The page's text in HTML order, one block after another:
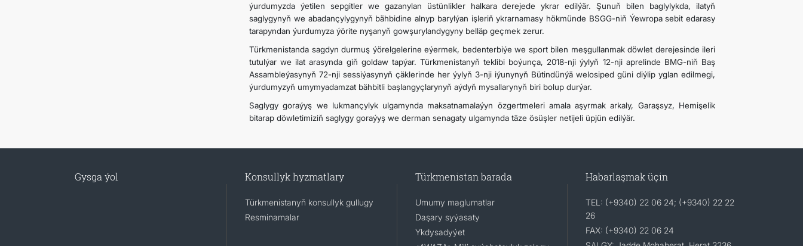
ýurdumyzda ýetilen sepgitler we gazanylan üstünlikler halkara derejede ykrar edilýär. Şunuň bilen baglylykda, ilatyň
saglygynyň we abadançylygynyň bähbidine alnyp barylýan işleriň ykrarnamasy hökmünde BSGG-niň Ýewropa sebit edarasy
tarapyndan ýurdumyza ýörite nyşanyň gowşurylandygyny belläp geçmek zerur.
Türkmenistanda sagdyn durmuş ýörelgelerine eýermek, bedenterbiýe we sport bilen meşgullanmak döwlet derejesinde ileri
tutulýar we ilat arasynda giň goldaw tapýar. Türkmenistanyň teklibi boýunça, 2018-nji ýylyň 12-nji aprelinde BMG-niň Baş
Assambleýasynyň 72-nji sessiýasynyň çäklerinde her ýylyň 3-nji iýunynyň Bütindünýä welosiped güni diýlip yglan edilmegi,
ýurdumyzyň umymyadamzat bähbitli başlangyçlarynyň aýdyň mysallarynyň biri bolup durýar.
Saglygy goraýyş we lukmançylyk ulgamynda maksatnamalaýyn özgertmeleri amala aşyrmak arkaly, Garaşsyz, Hemişelik
bitarap döwletimiziň saglygy goraýyş we derman senagaty ulgamynda täze ösüşler netijeli üpjün edilýär.
Gysga ýol Konsullyk hyzmatlary
Türkmenistanyň konsullyk gullugy
Resminamalar
Türkmenistan barada
Umumy maglumatlar
Daşary syýasaty
Ykdysadyýet
Habarlaşmak üçin
TEL: (+9340) 22 06 24; (+9340) 22 22
26
FAX: (+9340) 22 06 24